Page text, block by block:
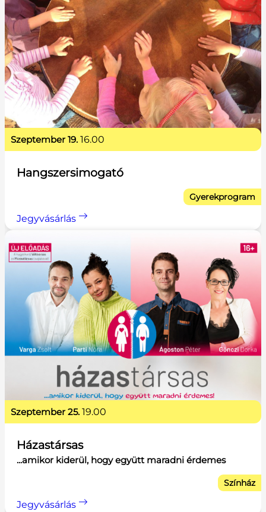
Hangszersimogató
szeptember 19. 16.00
Jegyvásárlás
Gyerekprogram
Házastársas
...amikor kiderül, hogy együtt maradni érdemes
szeptember 25. 19.00
Jegyvásárlás
Színház